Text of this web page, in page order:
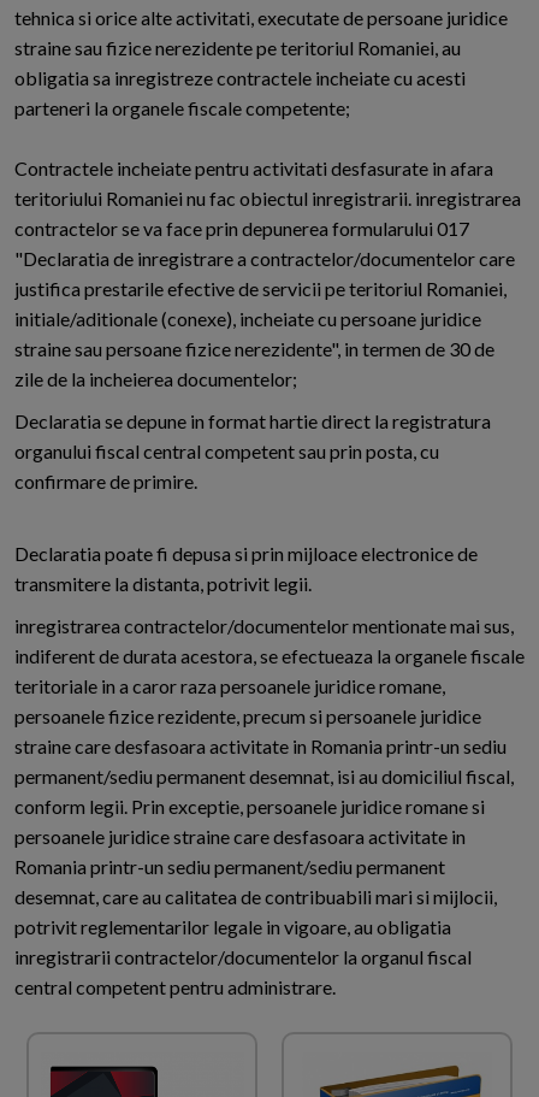
tehnica si orice alte activitati, executate de persoane juridice
straine sau fizice nerezidente pe teritoriul Romaniei, au
obligatia sa inregistreze contractele incheiate cu acesti
parteneri la organele fiscale competente;
Contractele incheiate pentru activitati desfasurate in afara
teritoriului Romaniei nu fac obiectul inregistrarii. inregistrarea
contractelor se va face prin depunerea formularului 017
"Declaratia de inregistrare a contractelor/documentelor care
justifica prestarile efective de servicii pe teritoriul Romaniei,
initiale/aditionale (conexe), incheiate cu persoane juridice
straine sau persoane fizice nerezidente", in termen de 30 de
zile de la incheierea documentelor;
Declaratia se depune in format hartie direct la registratura
organului fiscal central competent sau prin posta, cu
confirmare de primire.
Declaratia poate fi depusa si prin mijloace electronice de
transmitere la distanta, potrivit legii.
inregistrarea contractelor/documentelor mentionate mai sus,
indiferent de durata acestora, se efectueaza la organele fiscale
teritoriale in a caror raza persoanele juridice romane,
persoanele fizice rezidente, precum si persoanele juridice
straine care desfasoara activitate in Romania printr-un sediu
permanent/sediu permanent desemnat, isi au domiciliul fiscal,
conform legii. Prin exceptie, persoanele juridice romane si
persoanele juridice straine care desfasoara activitate in
Romania printr-un sediu permanent/sediu permanent
desemnat, care au calitatea de contribuabili mari si mijlocii,
potrivit reglementarilor legale in vigoare, au obligatia
inregistrarii contractelor/documentelor la organul fiscal
central competent pentru administrare.